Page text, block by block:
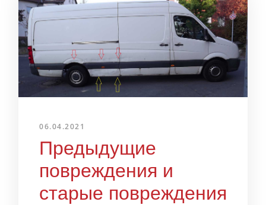
06.04.2021
Предыдущие
повреждения и
старые повреждения